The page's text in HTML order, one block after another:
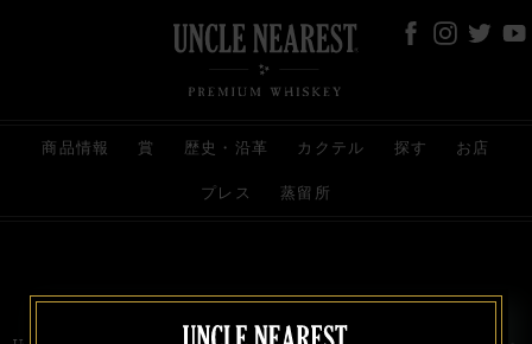
商品情報 賞 歴史・沿革 カクテル 探す お店
プレス 蒸留所
お問い合わせ 代理店 規約と条件
プライバシー